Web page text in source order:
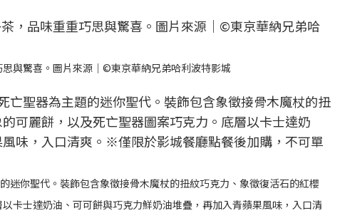
與驚喜。圖片來源｜©東京華納兄弟哈利波特影城
迷你聖代。裝飾包含象徵接骨木魔杖的扭紋巧克力、象徵復活石的紅櫻
卡士達奶油、可可餅與巧克力鮮奶油堆疊，再加入青蘋果風味，入口清